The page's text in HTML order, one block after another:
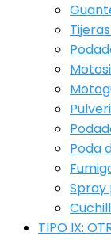
Poda
Spray
TIPO IX: